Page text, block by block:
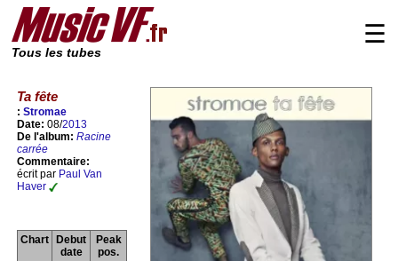
Tous les tubes
☰
Ta fête
: Stromae
Date: 08/2013
De l'album: Racine
carrée
Commentaire:
écrit par Paul Van
Haver
Chart
Debut
date
Peak
pos.